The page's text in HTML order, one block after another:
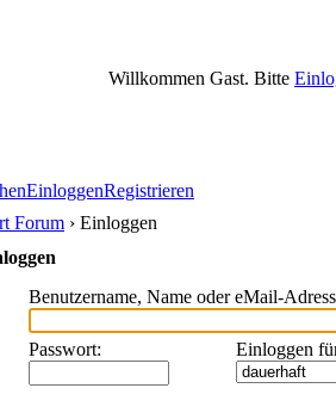
Willkommen Gast. Bitte
EinloggenRegistrieren
Forum › Einloggen
Benutzername, Name oder eMail-
Passwort: Einloggen